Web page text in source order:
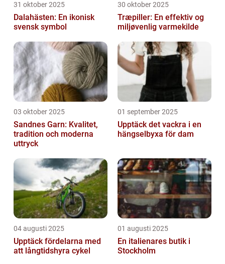
31 oktober 2025
Dalahästen: En ikonisk
svensk symbol
30 oktober 2025
Træpiller: En effektiv og
miljøvenlig varmekilde
03 oktober 2025
Sandnes Garn: Kvalitet,
tradition och moderna
uttryck
01 september 2025
Upptäck det vackra i en
hängselbyxa för dam
04 augusti 2025
Upptäck fördelarna med
att långtidshyra cykel
01 augusti 2025
En italienares butik i
Stockholm